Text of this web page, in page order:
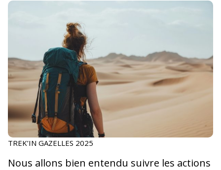
TREK’IN GAZELLES 2025
Nous allons bien entendu suivre les actions